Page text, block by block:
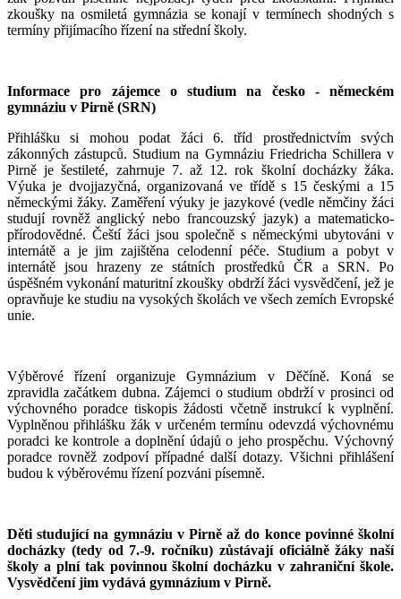
zkoušky na osmiletá gymnázia se konají v termínech shodných s
termíny přijímacího řízení na střední školy.
Informace pro zájemce o studium na česko - německém
gymnáziu v Pirně (SRN)
Přihlášku si mohou podat žáci 6. tříd prostřednictvím svých
zákonných zástupců. Studium na Gymnáziu Friedricha Schillera v
Pirně je šestileté, zahrnuje 7. až 12. rok školní docházky žáka.
Výuka je dvojjazyčná, organizovaná ve třídě s 15 českými a 15
německými žáky. Zaměření výuky je jazykové (vedle němčiny žáci
studují rovněž anglický nebo francouzský jazyk) a matematicko-
přírodovědné. Čeští žáci jsou společně s německými ubytováni v
internátě a je jim zajištěna celodenní péče. Studium a pobyt v
internátě jsou hrazeny ze státních prostředků ČR a SRN. Po
úspěšném vykonání maturitní zkoušky obdrží žáci vysvědčení, jež je
opravňuje ke studiu na vysokých školách ve všech zemích Evropské
unie.
Výběrové řízení organizuje Gymnázium v Děčíně. Koná se
zpravidla začátkem dubna. Zájemci o studium obdrží v prosinci od
výchovného poradce tiskopis žádosti včetně instrukcí k vyplnění.
Vyplněnou přihlášku žák v určeném termínu odevzdá výchovnému
poradci ke kontrole a doplnění údajů o jeho prospěchu. Výchovný
poradce rovněž zodpoví případné další dotazy. Všichni přihlášení
budou k výběrovému řízení pozváni písemně.
Děti studující na gymnáziu v Pirně až do konce povinné školní
docházky (tedy od 7.-9. ročníku) zůstávají oficiálně žáky naší
školy a plní tak povinnou školní docházku v zahraniční škole.
Vysvědčení jim vydává gymnázium v Pirně.